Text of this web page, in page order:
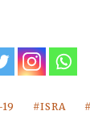
ISRA